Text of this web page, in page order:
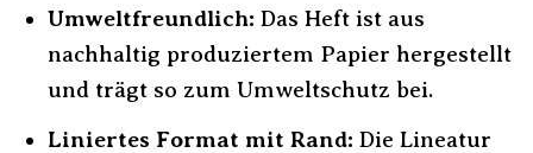
Umweltfreundlich: Das Heft ist aus
nachhaltig produziertem Papier hergestellt
und trägt so zum Umweltschutz bei.
Liniertes Format mit Rand: Die Lineatur